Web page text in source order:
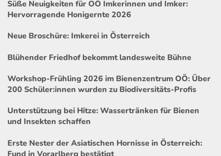
Süße Neuigkeiten für OÖ Imkerinnen und Imker:
Hervorragende Honigernte 2026
Neue Broschüre: Imkerei in Österreich
Blühender Friedhof bekommt landesweite Bühne
Workshop-Frühling 2026 im Bienenzentrum OÖ: Über
200 Schüler:innen wurden zu Biodiversitäts-Profis
Unterstützung bei Hitze: Wassertränken für Bienen
und Insekten schaffen
Erste Nester der Asiatischen Hornisse in Österreich:
Fund in Vorarlberg bestätigt